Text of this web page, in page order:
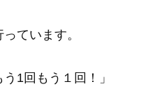
ています。
1回もう１回！」